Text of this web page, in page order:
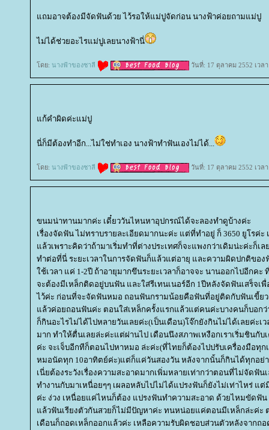
ถมอาจต้องมีจัดฟันด้วย ไว้รอให้แม่ปูจัดก่อน นางฟ้าค่อยถามแม่ปู
ไม่ได้ช่วยอะไรแม่ปูเลยนางฟ้านี่
ดย: นางฟ้าของชาลี วันที่: 17 ตุลาคม 2552 เวล
ก้คำผิดค่ะแม่ปู
นี่ก็มีต้องทำอีก...ไม่ใช่ทำเอง นางฟ้าทำฟันเองไม่ได้...
ดย: นางฟ้าของชาลี วันที่: 17 ตุลาคม 2552 เวล
ขนมน่าทานมากค่ะ เดี๋ยววันไหนหาอุปกรณ์ได้จะลองทำดูบ้างค่ะ
เรื่องจัดฟัน ไม่ทราบรายละเอียดมากนะค่ะ แต่ที่ทำอยู่ ก็ 3650 ยูโรค่
ล้วเพราะคิดว่าถ้ามาเริ่มทำที่ต่างประเทศก็จะแพงกว่าเดิมน่ะค่ะก็เ
ทำต่อที่นี่ ระยะเวลาในการจัดฟันก็แล้วแต่อายุ และความผิดปกติของ
ช้เวลา แค่ 1-2ปี ถ้าอายุมากขึนระยะเวลาก็อาจจะ นานออกไปอีกค
จะต้องมีเหล็กติดอยู่บนฟัน และใส่รีเทนเนอร์อีก 1ปีหลังจัดฟันเสร็จเ
ไว้ค่ะ ก่อนที่จะจัดฟันหมอ ถอนฟันกรามน้อยคือฟันที่อยู่ติดกับฟันเขี้ย
ล้วค่อยถอนฟันค่ะ ตอนใส่เหล็กครั้งแรกแล้วแต่คนค่ะบางคนก็บอกว่
ก็กินอะไรไม่ได้ไปหลายวันเลยค่ะ(เป็นเดือน)โจ๊กยังกินไม่ได้เลยค่ะเ
มาก ทำให้ตื่นเลยล่ะค่ะแต่ผ่านไป เดือนนึงสภาพเหงือกเราเริ่มชินกับ
ค่ะ จะเจ็บอีกทีก็ตอนไปหาหมอ ล่ะค่ะ(ที่ไทยก็ต้องไปปรับเครื่องมือทุ
หมอนัดทุก 10อาทิตย์ค่ะ)แต่ก็แค่วันสองวัน หลังจากนั้นก็กินได้ทุกอย่
เนี่ยต้องระวังเรื่องความสะอาดมากเพิ่มหลายเท่ากว่าตอนที่ไม่จัดฟั
ทำงานกับมาเหนื่อยๆๆ เผลอหลับไปไม่ได้แปรงฟันก็ยังไม่เท่าไหร่
ค่ะ ง่วง เหนื่อยแค่ไหนก็ต้อง แปรงฟันทำความสะอาด ด้วยไหมขัดฟั
ล้วฟันเรียงตัวกันสวยก็ไม่มีปัญหาค่ะ ทนหน่อยแค่ตอนมีเหล็กล่ะค่ะ
เดือนก็ถอดเหล็กออกแล้วค่ะ เหลือความรับผิดชอบส่วนตัวหลังจากถอ